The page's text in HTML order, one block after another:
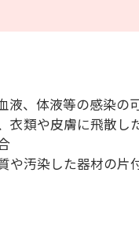
液、体液等の感染の
衣類や皮膚に飛散し
や汚染した器材の片